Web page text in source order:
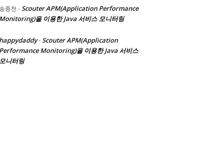
종천 -Scouter APM(Application Performance
을 이용한 Java 서비스 모니터링
-Scouter APM(Application
Monitoring)을 이용한 Java 서비스
니터링